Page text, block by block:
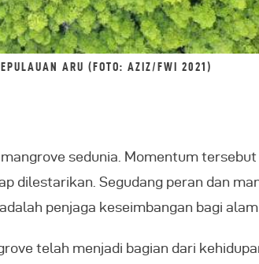
ARU (FOTO: AZIZ/FWI 2021)
sedunia. Momentum
dilestarikan. Segudang peran dan
penjaga keseimbangan bagi alam
telah menjadi bagian dari